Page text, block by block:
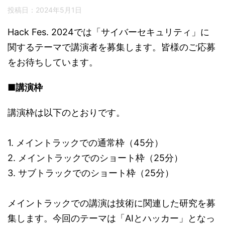
投稿日： 2024年5月1日
Hack Fes. 2024では「サイバーセキュリティ」に
関するテーマで講演者を募集します。皆様のご応募
をお待ちしています。
■講演枠
講演枠は以下のとおりです。
1. メイントラックでの通常枠（45分）
2. メイントラックでのショート枠（25分）
3. サブトラックでのショート枠（25分）
メイントラックでの講演は技術に関連した研究を募
集します。今回のテーマは「AIとハッカー」となっ